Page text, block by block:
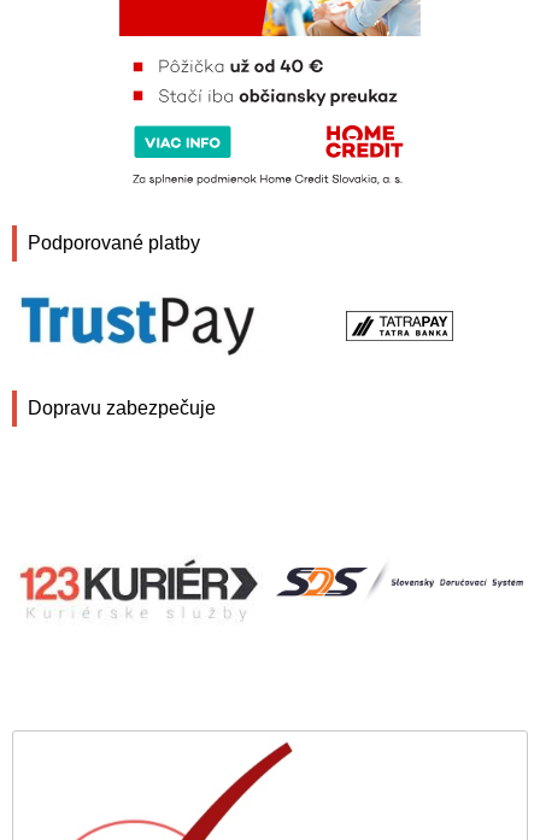
Podporované platby
Dopravu zabezpečuje